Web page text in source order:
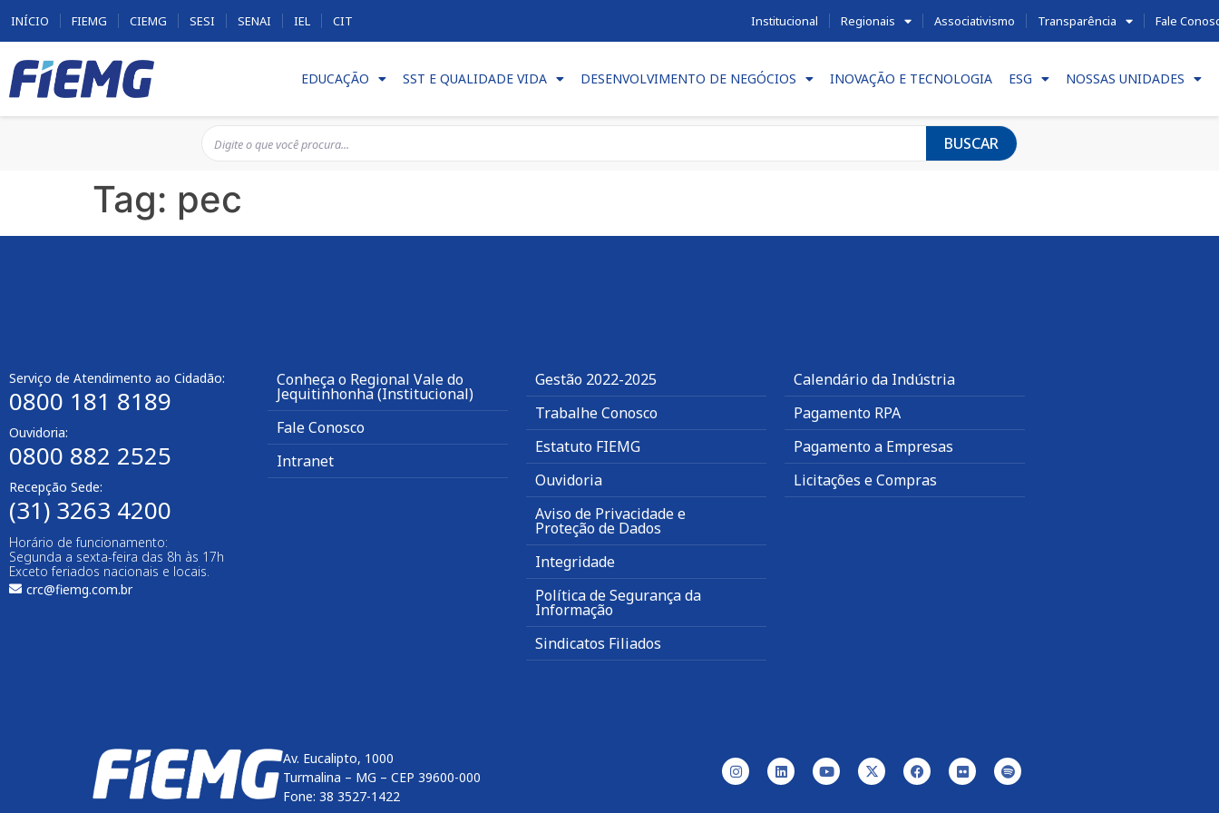
INÍCIO FIEMG CIEMG SESI SENAI IEL CIT Institucional Regionais Associativismo Transparência Fale
EDUCAÇÃO SST E QUALIDADE VIDA DESENVOLVIMENTO DE NEGÓCIOS INOVAÇÃO E TECNOLOGIA ESG NOSSAS UNIDADES
BUSCAR
Tag: pec
Serviço de Atendimento ao Cidadão:
0800 181 8189
Ouvidoria:
0800 882 2525
Recepção Sede:
(31) 3263 4200
Horário de funcionamento:
Segunda a sexta-feira das 8h às 17h
Exceto feriados nacionais e locais.
crc@fiemg.com.br
Conheça o Regional Vale do
Jequitinhonha (Institucional)
Fale Conosco
Intranet
Gestão 2022-2025
Trabalhe Conosco
Estatuto FIEMG
Ouvidoria
Aviso de Privacidade e
Proteção de Dados
Integridade
Política de Segurança da
Informação
Sindicatos Filiados
Calendário da Indústria
Pagamento RPA
Pagamento a Empresas
Licitações e Compras
Av. Eucalipto, 1000
Turmalina – MG – CEP 39600-000
Fone: 38 3527-1422
btn-04